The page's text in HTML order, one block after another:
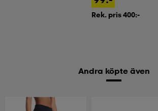
Rek. pris 400:-
Andra köpte även